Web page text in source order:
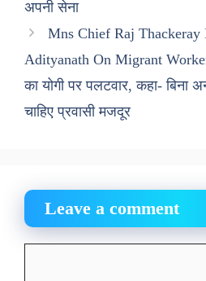
अपनी सेना
Mns Chief Raj
Adityanath On Migrant
का योगी पर पलटवार, कहा- बिना
चाहिए प्रवासी मजदूर
Leave a comment